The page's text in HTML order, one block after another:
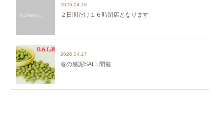
2026.04.18
２日間だけ１６時閉店となります
2026.04.17
春の感謝SALE開催